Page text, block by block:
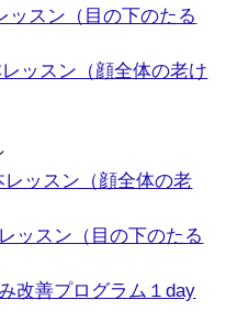
ッスン（目の下のたる
レッスン（顔全体の老け
レッスン（顔全体の老
ッスン（目の下のたる
改善プログラム１day